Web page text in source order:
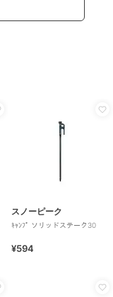
スノーピーク
ｷｬﾝﾌﾟ ソリッドステーク30
¥594